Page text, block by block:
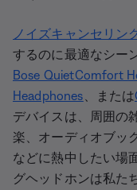
ノイズキャンセリン
するのに最適なシー
Bose QuietComfort
Headphones 、または
デバイスは、周囲の
楽、オーディオブッ
などに熱中したい場
グヘッドホンは私た